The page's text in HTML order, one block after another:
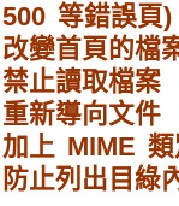
500 等錯誤頁)
改變首頁的
禁止讀取檔案
重新導向文件
加上 MIME
防止列出目綠